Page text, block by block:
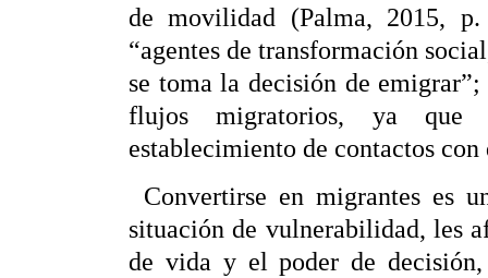
de movilidad (Palma, 2015,
“agentes de transformación
se toma la decisión de
flujos migratorios, ya que
establecimiento de contactos
Convertirse en migrantes es
situación de vulnerabilidad, les
de vida y el poder de